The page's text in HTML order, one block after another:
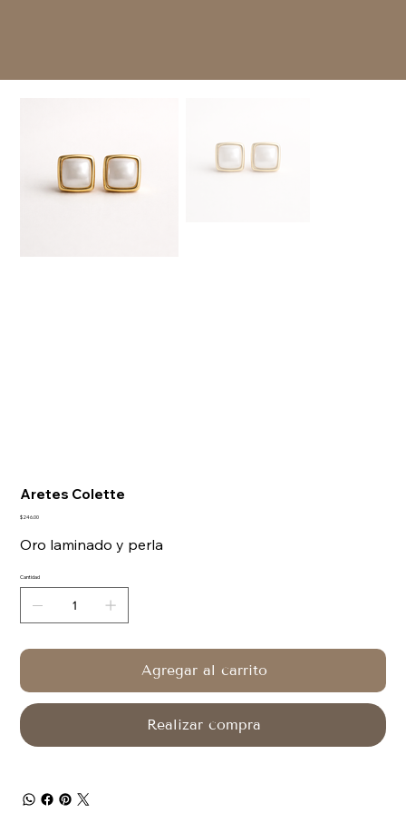
Aretes Colette
Precio
$246.00
Oro laminado y perla
Cantidad
Agregar al carrito
Realizar compra